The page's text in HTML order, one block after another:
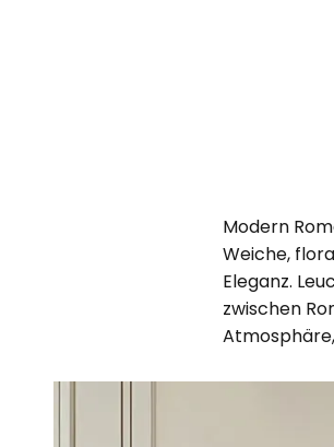
Modern
Weiche,
Eleganz.
zwischen